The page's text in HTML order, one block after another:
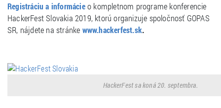
Registráciu a informácieo kompletnom programe konferencie
HackerFest Slovakia 2019, ktorú organizuje spoločnosť GOPAS
SR, nájdete na stránke www.hackerfest.sk.
HackerFest sa koná 20. septembra.